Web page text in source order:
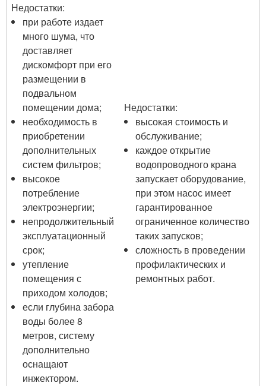
Недостатки:
при работе издает
много шума, что
доставляет
дискомфорт при его
размещении в
подвальном
помещении дома;
необходимость в
приобретении
дополнительных
систем фильтров;
высокое
потребление
электроэнергии;
непродолжительный
эксплуатационный
срок;
утепление
помещения с
приходом холодов;
если глубина забора
воды более 8
метров, систему
дополнительно
оснащают
инжектором.
Недостатки:
высокая стоимость и
обслуживание;
каждое открытие
водопроводного крана
запускает оборудование,
при этом насос имеет
гарантированное
ограниченное количество
таких запусков;
сложность в проведении
профилактических и
ремонтных работ.